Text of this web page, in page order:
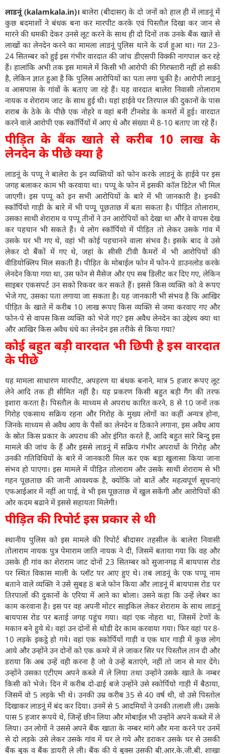
लाडनूं (kalamkala.in)। बालेरा (बीदासर) के दो जनों को हाल ही में लाडनूं में
कुछ बदमाशों ने बंधक बना कर मारपीट करके एवं पिस्तौल दिखा कर जान से
मारने की धमकी देकर उनसे लूट करने के साथ ही दो दिनों तक उनके बैंक खाते से
लाखों का लेनदेन करने का मामला लाडनूं पुलिस थाने के दर्ज हुआ था। गत 23-
24 सितम्बर को हुई इस गंभीर वारदात की जांच डीएसपी विक्की नागपाल कर रहे
हैं। हालांकि अभी तक इस मामले में किसी भी आरोपी की गिरफ्तारी नहीं हो सकी
है, लेकिन ज्ञात हुआ है कि पुलिस आरोपियों का पता लगा चुकी है। आरोपी लाडनूं
व आसपास के गांवों के बताए जा रहे हैं। यह वारदात बालेरा निवासी तोलाराम
नायक व शेराराम जाट के साथ हुई थी। यहां हाईवे पर तिरपाल की दुकानों के पास
शराब के ठेके के पीछे एक नोहरे व वहां बनी टीनशेड के कमरों में हुई। वारदात
करने वाले आरोपी एक स्काॅर्पियों में आए थे और संख्या में 8-10 बताए जा रहे हैं।
पीड़ित के बैंक खाते से करीब 10 लाख के
लेनदेन के पीछे क्या है
लाडनूं के पप्पू ने बालेरा के इन व्यक्तियों को फोन करके लाडनूं के हाईवे पर इस
जगह बलाकर काम भी करवाया था। पप्पू के फोन में इसकी काॅल डिटेल भी मिल
जाएगी। इस पप्पू को इन सभी आरोपियों के बारे में भी जानकारी है। इनकी
स्काॅर्पियो गाड़ी के बारे में भी पप्पू पूछताछ में बता सकता है। पीड़ित तोलाराम,
उसका साथी शेराराम व पप्पू तीनों ने उन आरोपियों को देखा था और वे वापस देख
कर पहचान भी सकते हैं। ये लोग स्काॅर्पियो में पीड़ित तो लेकर उसके गांव में
उसके घर भी गए थे, वहां भी कोई पहचानने वाला संभव है। इसके बाद वे उसे
लेकर दो बैंकों में गए थे, जहां के सीसी टीवी कैमरों में भी आरोपियों की
वीडियोक्लिप मिल सकती है। पीड़ित के मोबाईल फोन में फोन-पे डाउनलोड करके
लेनदेन किया गया था, उस फोन से मैसेज और एप सब डिलीट कर दिए गए, लेकिन
साइबर एकसपर्ट उन सको रिकवर कर सकते हैं। इससे किस व्यक्ति को वे रूपए
भेजे गए, उसका पता लगाया जा सकता है। यह जानकारी भी संभव है कि आखिर
पीड़ित के खाते में करीब 10 लाख रूपए किस व्यक्ति से जमा करवाए गए और
फोन-पे से वापस किस व्यक्ति को भेजे गए? इस अवैध लेनदेन का उद्देश्य क्या था
और आखिर किस अवैध धंधे का लेनदेन इस तरीके से किया गया?
कोई बहुत बड़ी वारदात भी छिपी है इस वारदात
के पीछे
यह मामला साधारण मारपीट, अपहरण या बंधक बनाने, मात्र 5 हजार रूपए लूट
लेने आदि तक ही सीमित नहीं है। यह प्रकरण किसी बहुत बड़ी गैंग की तरफ
इशारा करता है। पिस्तौल के माध्यम से अपराध कारित करने, 8 से 10 जनों तक
गिरोह एकसाथ सक्रिय रहना और गिरोह के मुख्य लोगों का कहीं अन्यत्र होना,
जिनके माध्यम से अवैध आय के पैसों का लेनदेन व ठिकाने लगाना, इस अवैध आय
के स्रोत किस प्रकार के अपराध की ओर इंगित करते हैं, आदि बहुत सारे बिन्दु इस
मामले की जांच के हैं और इससे लाडनूं में सक्रिय गंभीर अपराधों के गिरोह और
उनकी गतिविधियों के बारे में जानकारी मिल कर एक बड़ा खुलासा किया जाना
संभव हो पाएगा। इस मामले में पीड़ित तोलाराम और उसके साथी शेराराम से भी
गहन पूछताछ की जानी आवश्यक है, क्योंकि जो बातें और महत्वपूर्ण सूचनाएं
एफआईआर में नहीं आ पाई, वे भी इस पूछताछ में खुल सकेंगी और आरोपियों की
ओर कदम बढाने में इससे सहायता मिलेगी।
पीड़ित की रिपोर्ट इस प्रकार से थी
स्थानीय पुलिस को इस मामले की रिपोर्ट बीदासर तहसील के बालेरा निवासी
तोलाराम नायक पुत्र पेमाराम जाति नायक ने दी, जिसमें बताया गया कि वह और
उसके ही गांव का शेराराम जाट दोनों 23 सितम्बर को सुजानगढ़ में बायपास रोड
पर स्थित विकास माली के प्लॉट पर आए हुए थे। तब लाडनूं के एक पप्पू नाम
बताने वाले व्यक्ति ने उसे सुबह 8 बजे फोन किया और लाडनूं में बायपास रोड पर
तिरपालों की दुकानों के एरिया में आने का बोला। उसने कहा कि उन्हें लेबर का
काम करवाना है। इस पर वह अपनी मोटर साइकिल लेकर शेराराम के साथ लाडनूं
बायपास रोड पर बताई जगह पहुंच गया। वहां एक नोहरा था, जिसमें टेणों के
मकान बने हुये थे। वहां उन दोनों से थोडी देर काम करवाया गया। फिर वहां पर 8-
10 लड़के इकट्ठे हो गये। वहां एक स्कोर्पियों गाड़ी व एक थार गाड़ी में कुछ लोग
आये और उन्होंने उन दोनों को एक कमरे में ले जाकर सिर पर पिस्तौल तान दी और
डराया कि अब उन्हें वही करना है जो वे उन्हें बताएंगे, नहीं तो जान से मार देंगे।
उन्होंने उसका एटीएम अपने कब्जे में ले लिया तथा उन्होंने उसके खाते के नम्बर
किसी को भेजे। दिन में करीब दो-ढाई बजे उन्होंने उसे स्कोर्पियो गाड़ी में बैठाया,
जिसमें वो 5 लड़के भी थे। उनकी उम्र करीब 35 से 40 वर्ष थी, वो उसे पिस्तोल
दिखाकर लाडनूं में बंद कर दिया। उनमें से 5 आदमियों ने उनकी तलाशी ली। उसके
पास 5 हजार रूपये थे, जिन्हें छीन लिया और मोबाईल भी उन्होंने अपने कब्जे में ले
लिया। उन लोगों ने उससे अपने बैंक खाता के नम्बर मांगे और मना करने पर उनमें
से दो लड़के उसे लेकर उसके गांव में घर ले गये और डराकर उसके घर से उसकी
बैंक बुक व बैंक डायरी ले ली। बैंक की ये बुक्स उसकी बी.आर.के.जी.बी. शाखा